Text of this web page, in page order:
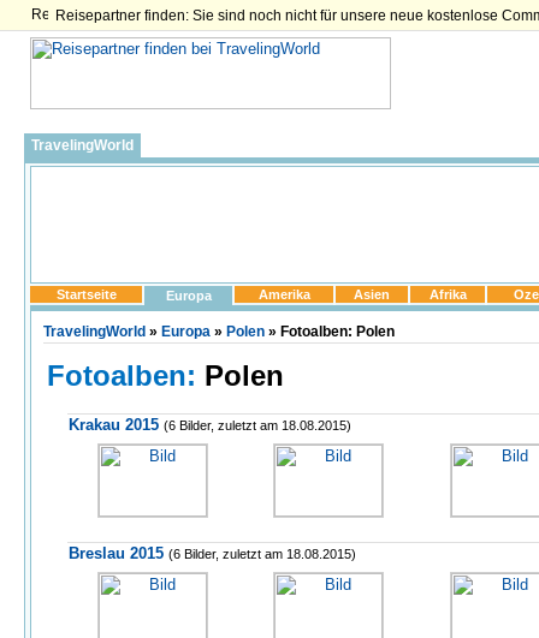
Reisepartner finden: Sie sind noch nicht für unsere neue kostenlose
TravelingWorld
Startseite Europa Amerika Asien Afrika
TravelingWorld » Europa » Polen » Fotoalben: Polen
Fotoalben: Polen
Krakau 2015 (6 Bilder, zuletzt am 18.08.2015)
Breslau 2015 (6 Bilder, zuletzt am 18.08.2015)